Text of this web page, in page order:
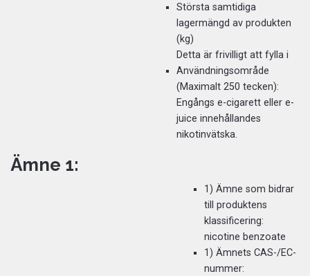
Största samtidiga
lagermängd av produkten
(kg)
Detta är frivilligt att fylla i
Användningsområde
(Maximalt 250 tecken):
Engångs e-cigarett eller e-
juice innehållandes
nikotinvätska.
Ämne 1:
1) Ämne som bidrar
till produktens
klassificering:
nicotine benzoate
1) Ämnets CAS-/EC-
nummer: